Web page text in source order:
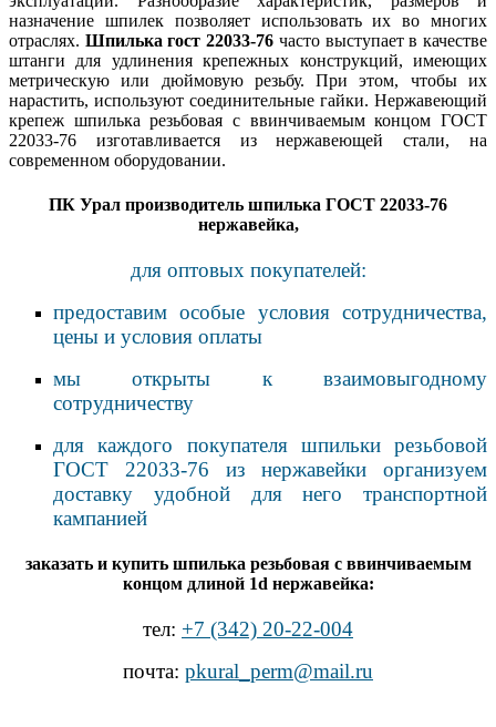
назначение шпилек позволяет использовать их во многих
отраслях. Шпилька гост 22033-76 часто выступает в качестве
штанги для удлинения крепежных конструкций, имеющих
метрическую или дюймовую резьбу. При этом, чтобы их
нарастить, используют соединительные гайки. Нержавеющий
крепеж шпилька резьбовая с ввинчиваемым концом ГОСТ
22033-76 изготавливается из нержавеющей стали, на
современном оборудовании.
ПК Урал производитель шпилька ГОСТ 22033-76
нержавейка,
для оптовых покупателей:
предоставим особые условия сотрудничества,
цены и условия оплаты
мы открыты к взаимовыгодному
сотрудничеству
для каждого покупателя шпильки резьбовой
ГОСТ 22033-76 из нержавейки организуем
доставку удобной для него транспортной
кампанией
заказать и купить шпилька резьбовая с ввинчиваемым
концом длиной 1d нержавейка:
тел: +7 (342) 20-22-004
почта: pkural_perm@mail.ru